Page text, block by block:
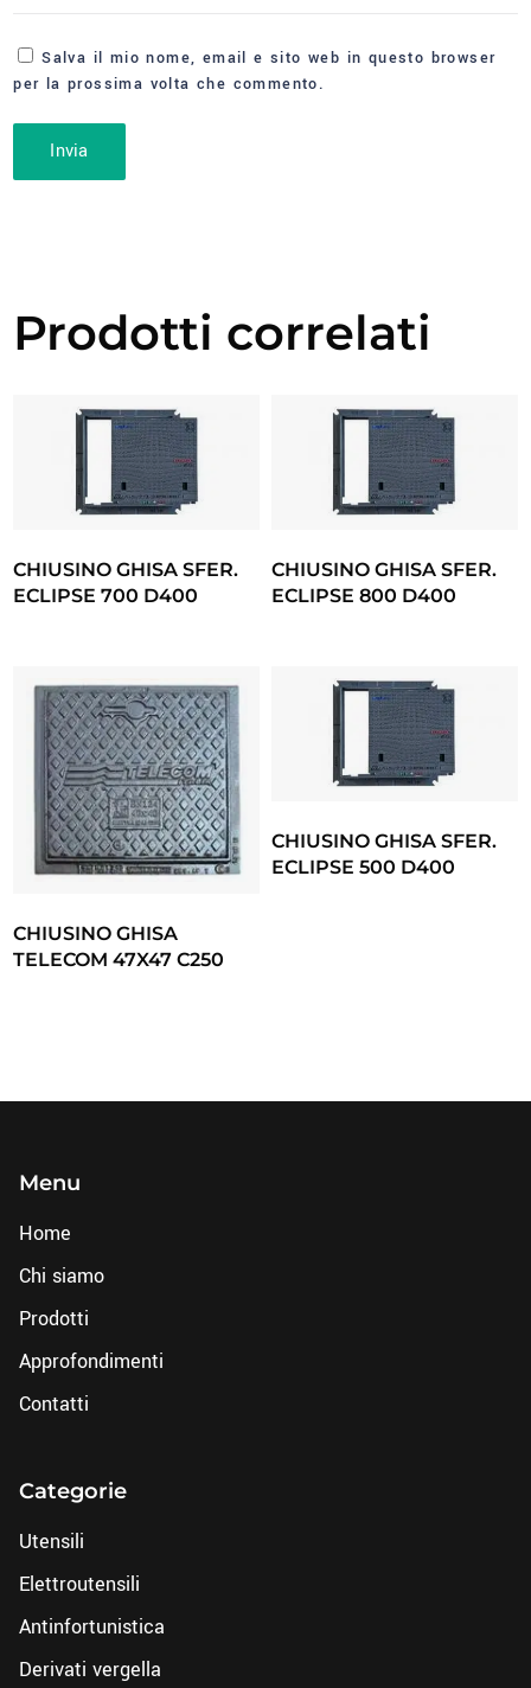
Salva il mio nome, email e sito web in questo browser
per la prossima volta che commento.
Prodotti correlati
CHIUSINO GHISA SFER.
ECLIPSE 700 D400
CHIUSINO GHISA SFER.
ECLIPSE 800 D400
CHIUSINO GHISA
TELECOM 47X47 C250
CHIUSINO GHISA SFER.
ECLIPSE 500 D400
Menu
Home
Chi siamo
Prodotti
Approfondimenti
Contatti
Categorie
Utensili
Elettroutensili
Antinfortunistica
Derivati vergella